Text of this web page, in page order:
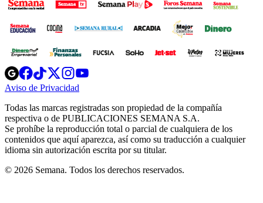
Opens
in
new
Opens
in
new
Opens
in
new
window
Opens
new
windowwindow
Aviso de Privacidad
new
window
Todas las marcas registradas son propiedad de la compañía
respectiva o de PUBLICACIONES SEMANA S.A.
Se prohíbe la reproducción total o parcial de cualquiera de los
contenidos que aquí aparezca, así como su traducción a cualquier
idioma sin autorización escrita por su titular.
© 2026 Semana. Todos los derechos reservados.